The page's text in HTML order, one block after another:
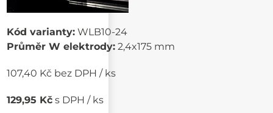
Kód varianty: WLB10-24
Průměr W elektrody: 2,4x175 mm
107,40 Kč bez DPH / ks
129,95 Kč s DPH / ks